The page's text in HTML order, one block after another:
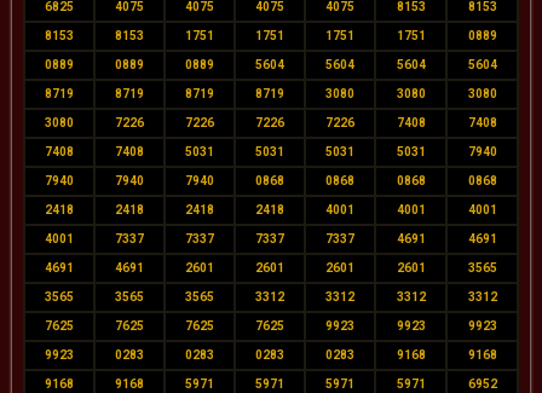
6825 4075 4075 4075 4075 8153 8153
8153 8153 1751 1751 1751 1751 0889
0889 0889 0889 5604 5604 5604 5604
8719 8719 8719 8719 3080 3080 3080
3080 7226 7226 7226 7226 7408 7408
7408 7408 5031 5031 5031 5031 7940
7940 7940 7940 0868 0868 0868 0868
2418 2418 2418 2418 4001 4001 4001
4001 7337 7337 7337 7337 4691 4691
4691 4691 2601 2601 2601 2601 3565
3565 3565 3565 3312 3312 3312 3312
7625 7625 7625 7625 9923 9923 9923
9923 0283 0283 0283 0283 9168 9168
9168 9168 5971 5971 5971 5971 6952